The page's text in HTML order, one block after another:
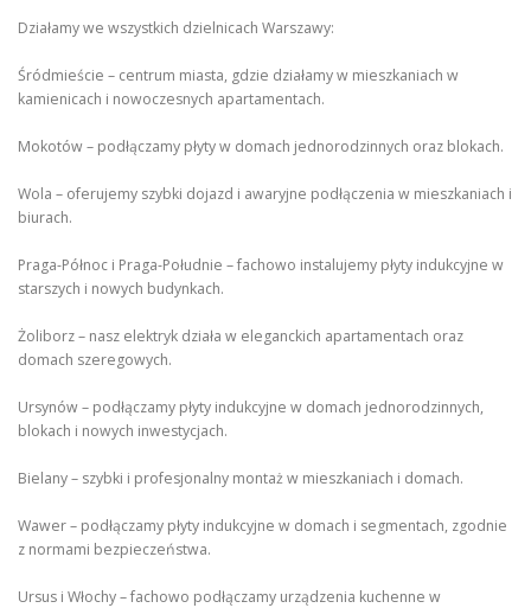
Działamy we wszystkich dzielnicach Warszawy:
Śródmieście – centrum miasta, gdzie działamy w mieszkaniach w
kamienicach i nowoczesnych apartamentach.
Mokotów – podłączamy płyty w domach jednorodzinnych oraz blokach.
Wola – oferujemy szybki dojazd i awaryjne podłączenia w mieszkaniach i
biurach.
Praga-Północ i Praga-Południe – fachowo instalujemy płyty indukcyjne w
starszych i nowych budynkach.
Żoliborz – nasz elektryk działa w eleganckich apartamentach oraz
domach szeregowych.
Ursynów – podłączamy płyty indukcyjne w domach jednorodzinnych,
blokach i nowych inwestycjach.
Bielany – szybki i profesjonalny montaż w mieszkaniach i domach.
Wawer – podłączamy płyty indukcyjne w domach i segmentach, zgodnie
z normami bezpieczeństwa.
Ursus i Włochy – fachowo podłączamy urządzenia kuchenne w